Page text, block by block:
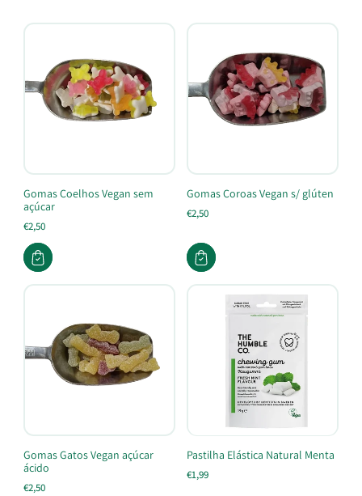
o
Gomas Coelhos Vegan sem
açúcar
€2,50
Gomas Coroas Vegan s/ glúten
€2,50
Gomas Gatos Vegan açúcar
ácido
€2,50
Pastilha Elástica Natural Menta
€1,99